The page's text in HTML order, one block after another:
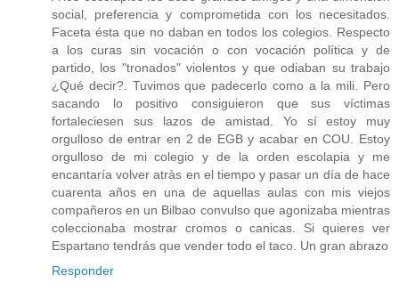
social, preferencia y comprometida con los necesitados.
Faceta ésta que no daban en todos los colegios. Respecto
a los curas sin vocación o con vocación política y de
partido, los "tronados" violentos y que odiaban su trabajo
¿Qué decir?. Tuvimos que padecerlo como a la mili. Pero
sacando lo positivo consiguieron que sus víctimas
fortaleciesen sus lazos de amistad. Yo sí estoy muy
orgulloso de entrar en 2 de EGB y acabar en COU. Estoy
orgulloso de mi colegio y de la orden escolapia y me
encantaría volver atràs en el tiempo y pasar un día de hace
cuarenta años en una de aquellas aulas con mis viejos
compañeros en un Bilbao convulso que agonizaba mientras
coleccionaba mostrar cromos o canicas. Si quieres ver
Espartano tendrás que vender todo el taco. Un gran abrazo
Responder